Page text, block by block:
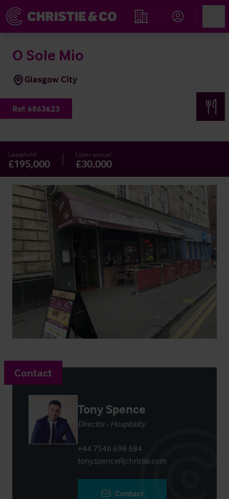
Rechercher un hôtel
O Sole Mio
Glasgow City
Ref: 6863623
Leasehold
£195,000
Loyer annuel
£30,000
Contact
Tony Spence
Director - Hospitality
+44 7546 698 684
tony.spence@christie.com
Contact